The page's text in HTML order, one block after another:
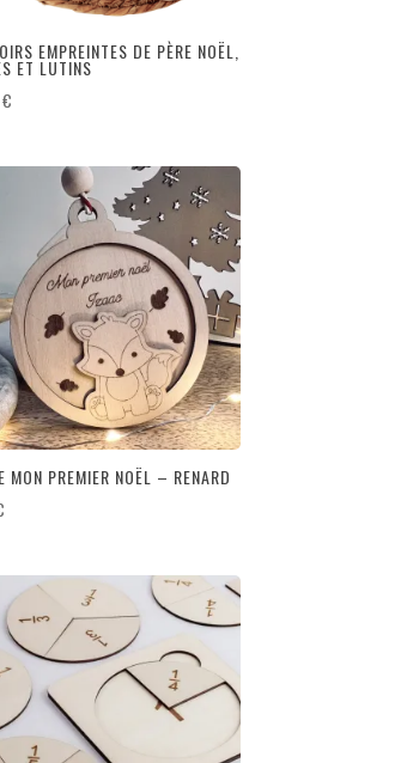
EMPREINTES DE PÈRE NOËL,
ET LUTINS
€
MON PREMIER NOËL – RENARD